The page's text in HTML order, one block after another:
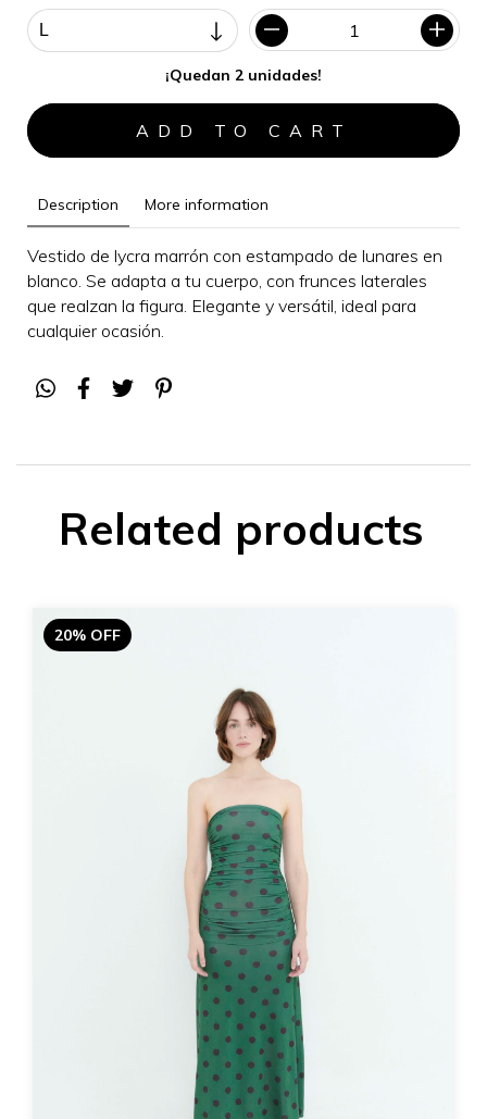
¡Quedan 2 unidades!
Description More information
Vestido de lycra marrón con estampado de lunares en
blanco. Se adapta a tu cuerpo, con frunces laterales
que realzan la figura. Elegante y versátil, ideal para
cualquier ocasión.
Related products
20% OFF